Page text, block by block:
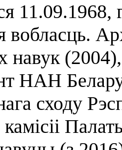
11.09.1968,
вобласць.
навук
НАН
сходу